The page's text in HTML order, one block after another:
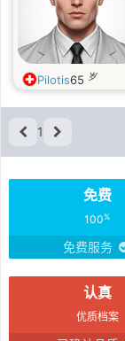
Pilotis65 岁
1
免费
100%
免费服务
认真
优质档案